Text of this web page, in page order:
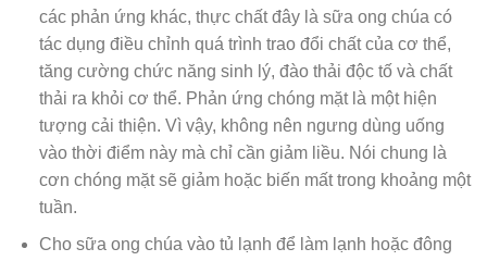
các phản ứng khác, thực chất đây là sữa ong chúa có
tác dụng điều chỉnh quá trình trao đổi chất của cơ thể,
tăng cường chức năng sinh lý, đào thải độc tố và chất
thải ra khỏi cơ thể. Phản ứng chóng mặt là một hiện
tượng cải thiện. Vì vậy, không nên ngưng dùng uống
vào thời điểm này mà chỉ cần giảm liều. Nói chung là
cơn chóng mặt sẽ giảm hoặc biến mất trong khoảng một
tuần.
Cho sữa ong chúa vào tủ lạnh để làm lạnh hoặc đông